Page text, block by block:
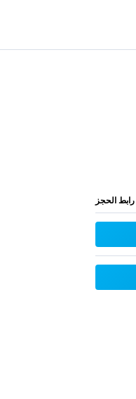
رابط الحجز